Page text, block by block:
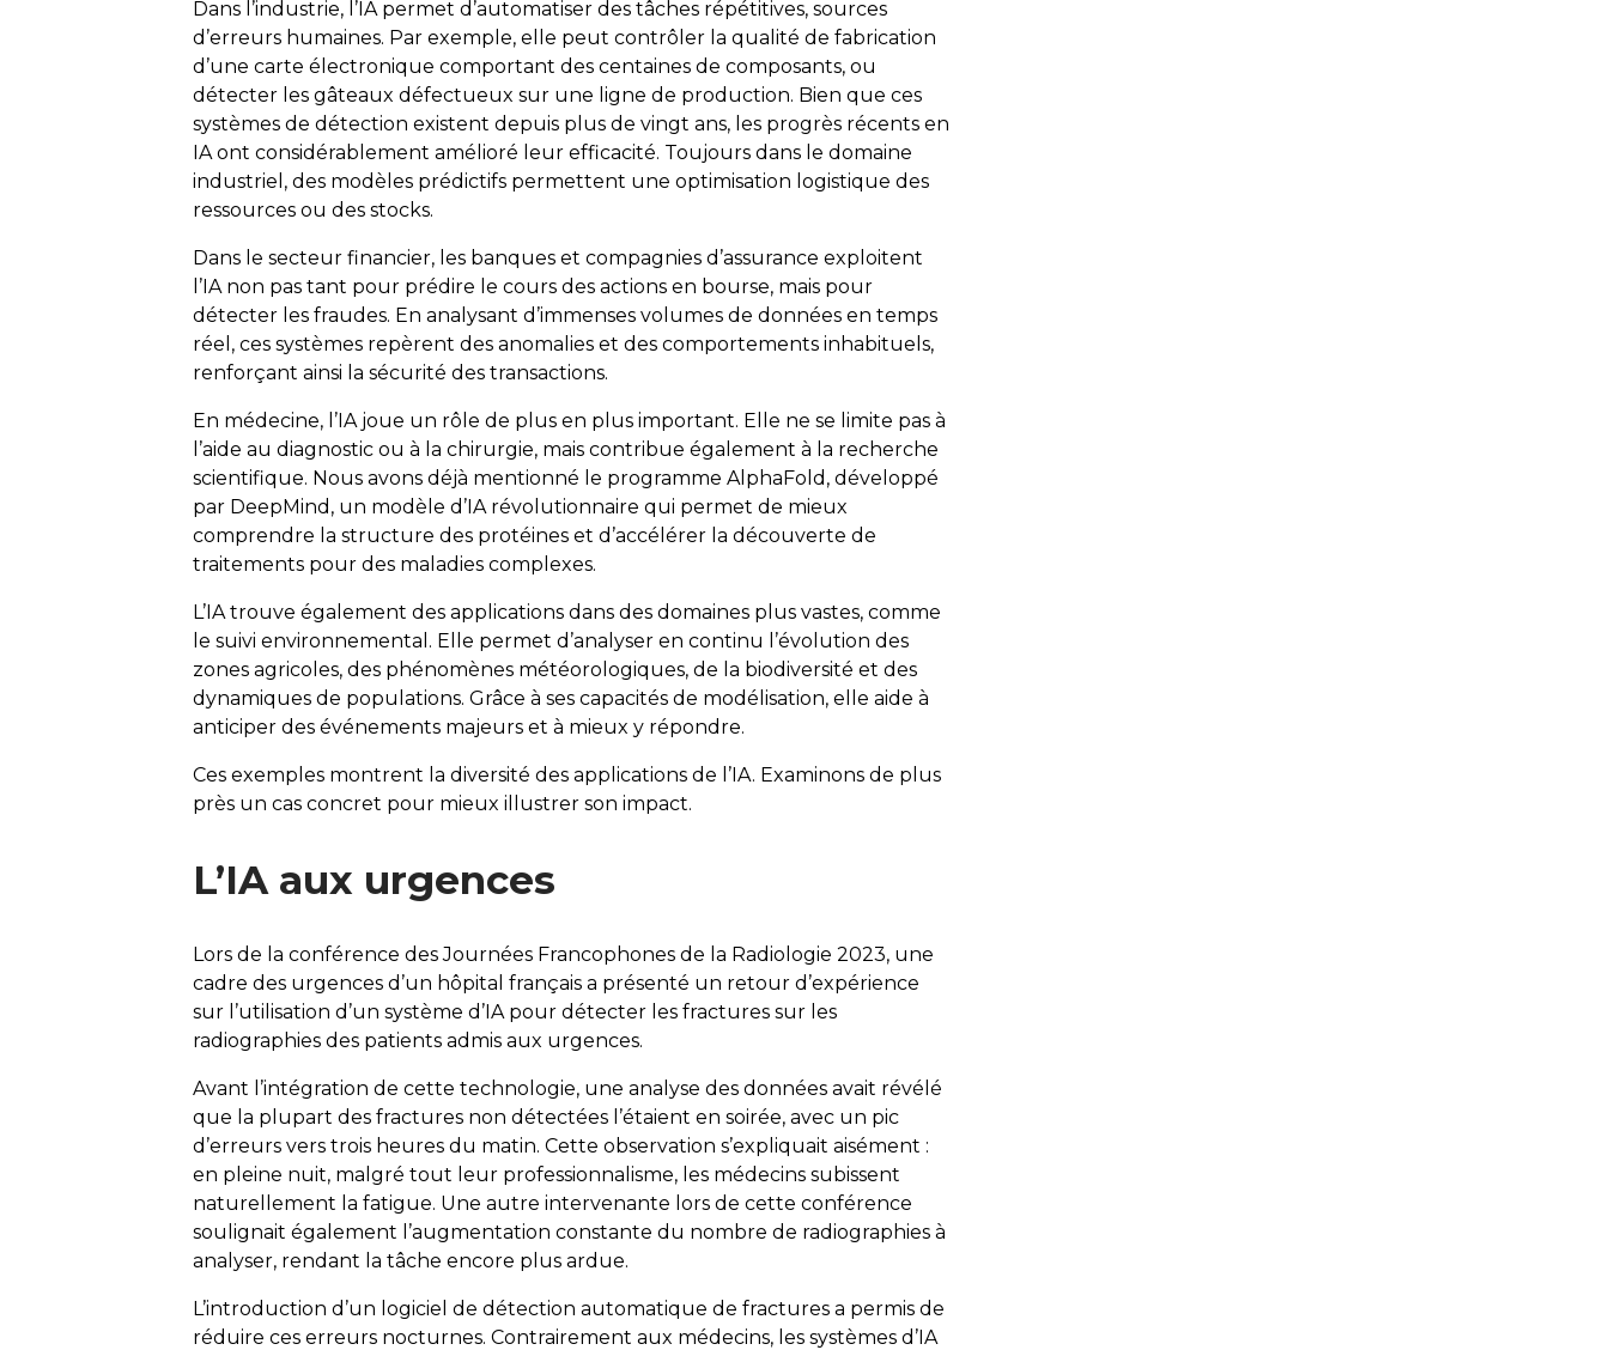
Dans l’industrie, l’IA permet d’automatiser des tâches répétitives, sources
d’erreurs humaines. Par exemple, elle peut contrôler la qualité de fabrication
d’une carte électronique comportant des centaines de composants, ou
détecter les gâteaux défectueux sur une ligne de production. Bien que ces
systèmes de détection existent depuis plus de vingt ans, les progrès récents en
IA ont considérablement amélioré leur efficacité. Toujours dans le domaine
industriel, des modèles prédictifs permettent une optimisation logistique des
ressources ou des stocks.
Dans le secteur financier, les banques et compagnies d’assurance exploitent
l’IA non pas tant pour prédire le cours des actions en bourse, mais pour
détecter les fraudes. En analysant d’immenses volumes de données en temps
réel, ces systèmes repèrent des anomalies et des comportements inhabituels,
renforçant ainsi la sécurité des transactions.
En médecine, l’IA joue un rôle de plus en plus important. Elle ne se limite pas à
l’aide au diagnostic ou à la chirurgie, mais contribue également à la recherche
scientifique. Nous avons déjà mentionné le programmeAlphaFold , développé
par DeepMind , un modèle d’IA révolutionnaire qui permet de mieux
comprendre la structure des protéines et d’accélérer la découverte de
traitements pour des maladies complexes.
L’IA trouve également des applications dans des domaines plus vastes, comme
le suivi environnemental. Elle permet d’analyser en continu l’évolution des
zones agricoles, des phénomènes météorologiques, de la biodiversité et des
dynamiques de populations. Grâce à ses capacités de modélisation, elle aide à
anticiper des événements majeurs et à mieux y répondre.
Ces exemples montrent la diversité des applications de l’IA. Examinons de plus
près un cas concret pour mieux illustrer son impact.
L’IA aux urgences
Lors de la conférence desJournées Francophones de la Radiologie 2023, une
cadre des urgences d’un hôpital français a présenté un retour d’expérience
sur l’utilisation d’un système d’IA pour détecter les fractures sur les
radiographies des patients admis aux urgences.
Avant l’intégration de cette technologie, une analyse des données avait révélé
que la plupart des fractures non détectées l’étaient en soirée, avec un pic
d’erreurs vers trois heures du matin. Cette observation s’expliquait aisément :
en pleine nuit, malgré tout leur professionnalisme, les médecins subissent
naturellement la fatigue. Une autre intervenante lors de cette conférence
soulignait également l’augmentation constante du nombre de radiographies à
analyser, rendant la tâche encore plus ardue.
L’introduction d’un logiciel de détection automatique de fractures a permis de
réduire ces erreurs nocturnes. Contrairement aux médecins, les systèmes d’IA